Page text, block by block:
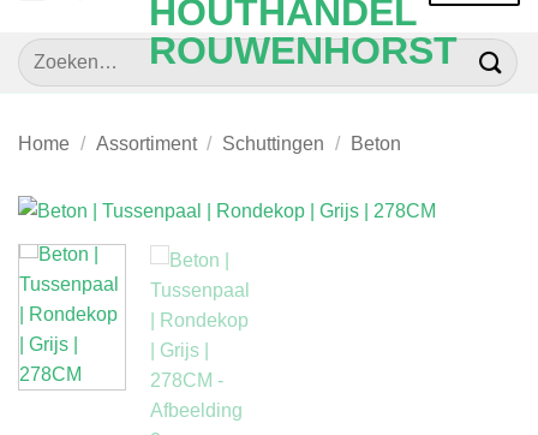
Zoeken
naar:
Home / Assortiment / Schuttingen / Beton